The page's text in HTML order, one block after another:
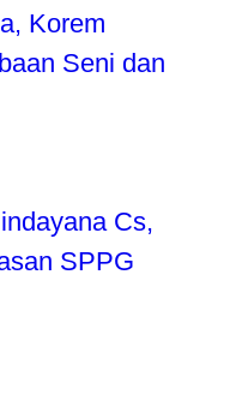
Korem
Seni dan
Cs,
SPPG